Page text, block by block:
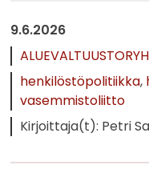
9.6.2026
henkilöstöpolitiikka
vasemmistoliitto
Kirjoittaja(t): Petri